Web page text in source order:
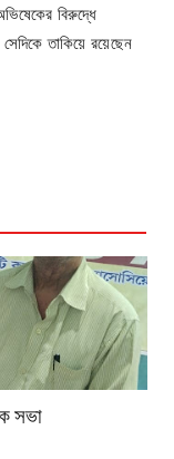
বিরুদ্ধে
তাকিয়ে রয়েছেন
সভা